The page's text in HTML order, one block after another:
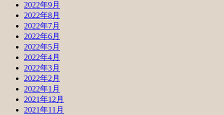
2022年9月
2022年8月
2022年7月
2022年6月
2022年5月
2022年4月
2022年3月
2022年2月
2022年1月
2021年12月
2021年11月